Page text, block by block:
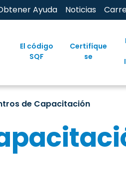
Ayuda Noticias
El código
SQF
Certifíque
se
de Capacitación